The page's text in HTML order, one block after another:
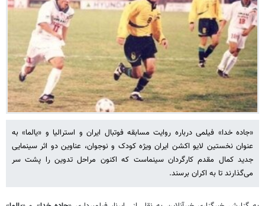
«جاده خدا» فیلمی درباره روایت مسابقه فوتبال ایران و استرالیا و «یالما» به
عنوان نخستین لایو اکشن ایران ویژه کودک و نوجوان،‌ عناوین دو اثر سینمایی
جدید کمال مقدم کارگردان سینماست که اکنون مراحل تدوین را پشت سر
می‌گذارند تا به اکران برسند.